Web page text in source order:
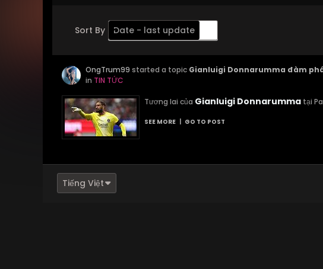
Sort By Date - last update
Order Descending
OngTrum99 started a topic Gianluigi Donnarumma đàm
in TIN TỨC
Tương lai của Gianluigi Donnarumma tại
SEE MORE GO TO POST
Tiếng Việt